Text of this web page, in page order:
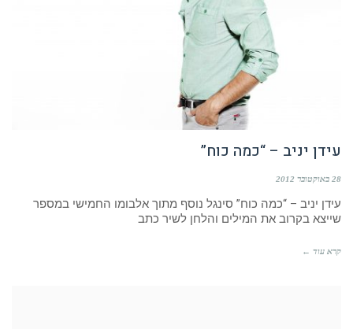
עידן יניב – “כמה כוח”
28 באוקטובר 2012
עידן יניב – “כמה כוח” סינגל נוסף מתוך אלבומו החמישי במספר
שייצא בקרוב את המילים והלחן לשיר כתב
קרא עוד ←